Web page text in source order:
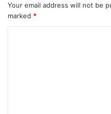
Your email address will not be
marked *